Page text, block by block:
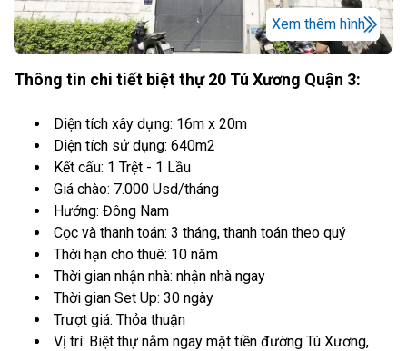
Xem thêm hình
Thông tin chi tiết biệt thự 20 Tú Xương Quận 3:
Diện tích xây dựng: 16m x 20m
Diện tích sử dụng: 640m2
Kết cấu: 1 Trệt - 1 Lầu
Giá chào: 7.000 Usd/tháng
Hướng: Đông Nam
Cọc và thanh toán: 3 tháng, thanh toán theo quý
Thời hạn cho thuê: 10 năm
Thời gian nhận nhà: nhận nhà ngay
Thời gian Set Up: 30 ngày
Trượt giá: Thỏa thuận
Vị trí: Biệt thự nằm ngay mặt tiền đường Tú Xương,